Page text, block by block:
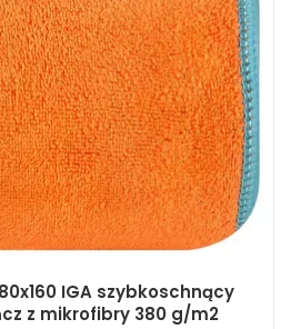
IGA szybkoschnący
z mikrofibry 380 g/m2